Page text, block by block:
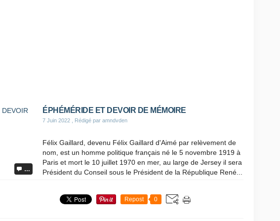
…
ÉPHÉMÉRIDE ET DEVOIR DE MÉMOIRE
7 Juin 2022 , Rédigé par amndvden
Félix Gaillard, devenu Félix Gaillard d'Aimé par relèvement de
nom, est un homme politique français né le 5 novembre 1919 à
Paris et mort le 10 juillet 1970 en mer, au large de Jersey il sera
Président du Conseil sous le Président de la République René...
Repost 0